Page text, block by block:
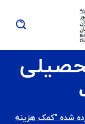
شده "کمک هزینه